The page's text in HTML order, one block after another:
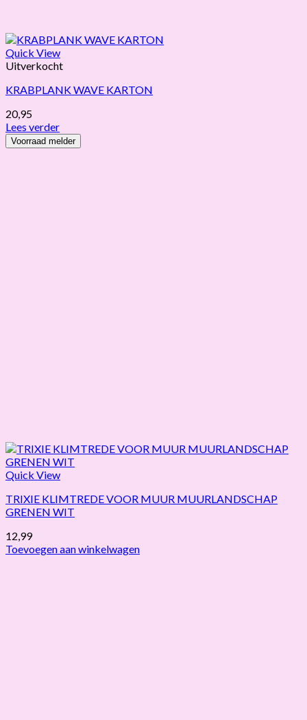
Quick View
Uitverkocht
KRABPLANK WAVE KARTON
20,95
Lees verder
Voorraad melder
Quick View
TRIXIE KLIMTREDE VOOR MUUR MUURLANDSCHAP
GRENEN WIT
12,99
Toevoegen aan winkelwagen